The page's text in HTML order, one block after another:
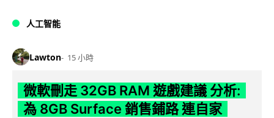
人工智能
Lawton 15 小時
微軟刪走 32GB RAM 遊戲建議 分析:
為 8GB Surface 銷售鋪路 連自家